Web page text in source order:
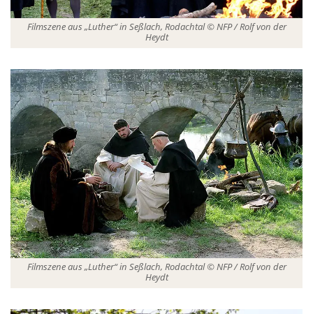
Filmszene aus „Luther“ in Seßlach, Rodachtal © NFP / Rolf von der
Heydt
Filmszene aus „Luther“ in Seßlach, Rodachtal © NFP / Rolf von der
Heydt